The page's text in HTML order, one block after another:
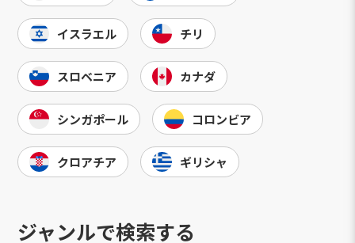
イスラエル チリ
スロベニア カナダ
シンガポール コロンビア
クロアチア ギリシャ
ジャンルで検索する